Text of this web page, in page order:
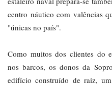
centro náutico com valências
"únicas no país".
Como muitos dos clientes do
nos barcos, os donos da
edifício construído de raiz,